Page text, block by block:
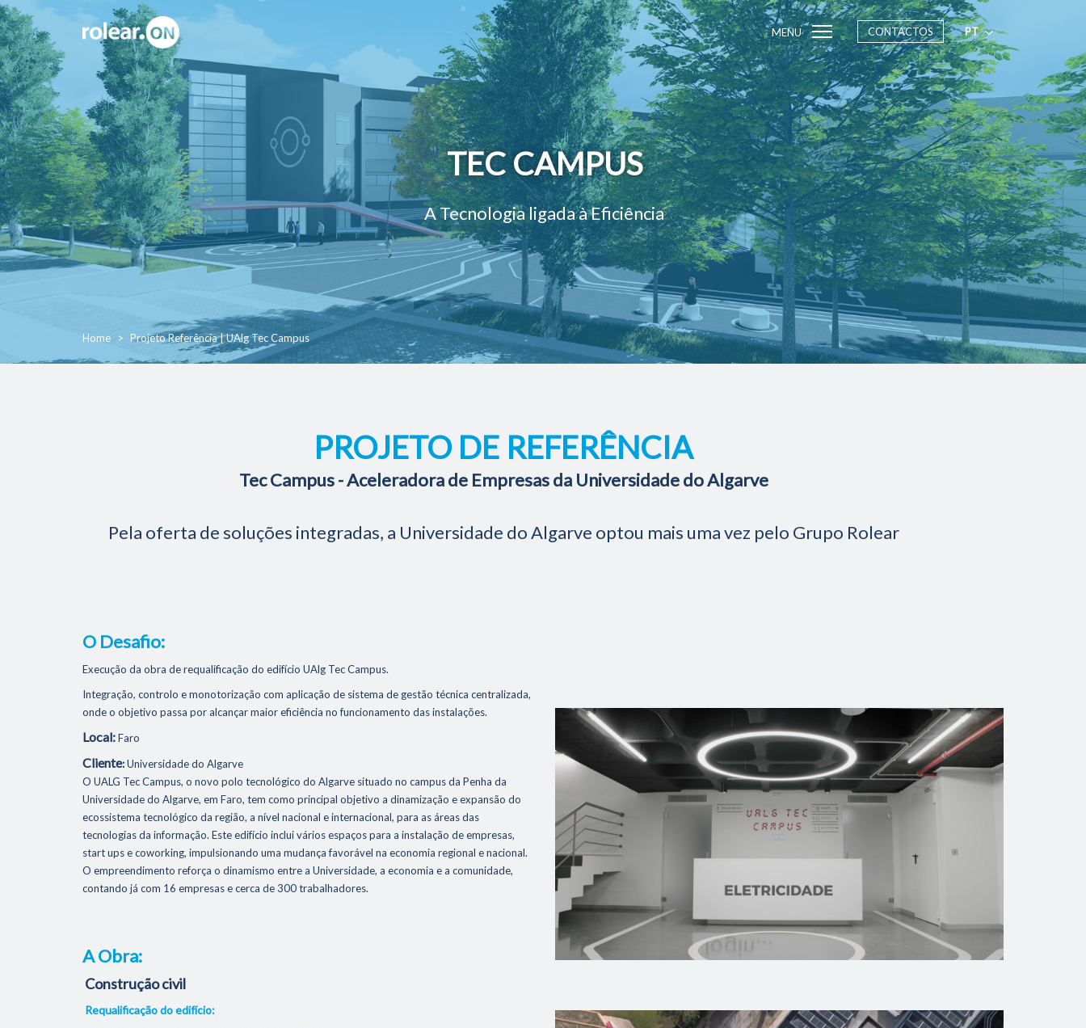
PT
CONTACTOS
MENU
TEC CAMPUS
A Tecnologia ligada à Eficiência
Home Projeto Referência | UAlg Tec Campus
PROJETO DE REFERÊNCIA
Tec Campus - Aceleradora de Empresas da Universidade do Algarve
Pela oferta de soluções integradas, a Universidade do Algarve optou mais uma vez pelo Grupo Rolear
O Desafio:
Execução da obra de requalificação do edifício UAlg Tec Campus.
Integração, controlo e monotorização com aplicação de sistema de gestão técnica centralizada,
onde o objetivo passa por alcançar maior eficiência no funcionamento das instalações.
Local:Faro
Cliente:Universidade do Algarve
O UALG Tec Campus, o novo polo tecnológico do Algarve situado no campus da Penha da
Universidade do Algarve, em Faro, tem como principal objetivo a dinamização e expansão do
ecossistema tecnológico da região, a nível nacional e internacional, para as áreas das
tecnologias da informação. Este edifício inclui vários espaços para a instalação de empresas,
start ups e coworking, impulsionando uma mudança favorável na economia regional e nacional.
O empreendimento reforça o dinamismo entre a Universidade, a economia e a comunidade,
contando já com 16 empresas e cerca de 300 trabalhadores.
A Obra:
Construção civil
Requalificação do edifício: